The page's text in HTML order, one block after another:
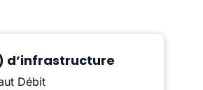
d’infrastructure
Débit